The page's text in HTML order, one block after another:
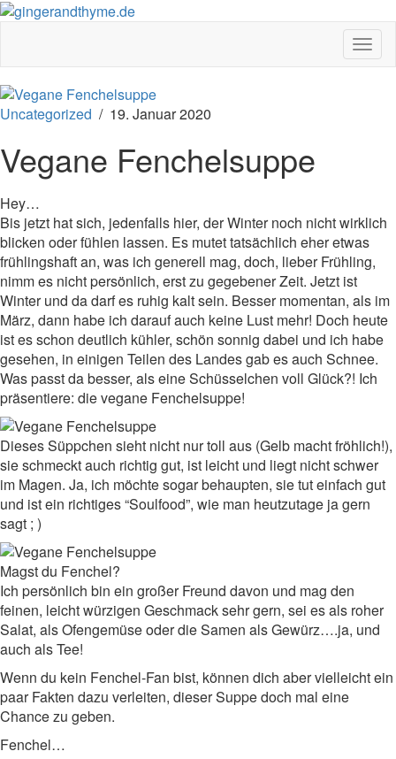
Uncategorized / 19. Januar 2020
Vegane Fenchelsuppe
Hey…
Bis jetzt hat sich, jedenfalls hier, der Winter noch nicht wirklich
blicken oder fühlen lassen. Es mutet tatsächlich eher etwas
frühlingshaft an, was ich generell mag, doch, lieber Frühling,
nimm es nicht persönlich, erst zu gegebener Zeit. Jetzt ist
Winter und da darf es ruhig kalt sein. Besser momentan, als im
März, dann habe ich darauf auch keine Lust mehr! Doch heute
ist es schon deutlich kühler, schön sonnig dabei und ich habe
gesehen, in einigen Teilen des Landes gab es auch Schnee.
Was passt da besser, als eine Schüsselchen voll Glück?! Ich
präsentiere: die vegane Fenchelsuppe!
Dieses Süppchen sieht nicht nur toll aus (Gelb macht fröhlich!),
sie schmeckt auch richtig gut, ist leicht und liegt nicht schwer
im Magen. Ja, ich möchte sogar behaupten, sie tut einfach gut
und ist ein richtiges “Soulfood”, wie man heutzutage ja gern
sagt ; )
Magst du Fenchel?
Ich persönlich bin ein großer Freund davon und mag den
feinen, leicht würzigen Geschmack sehr gern, sei es als roher
Salat, als Ofengemüse oder die Samen als Gewürz….ja, und
auch als Tee!
Wenn du kein Fenchel-Fan bist, können dich aber vielleicht ein
paar Fakten dazu verleiten, dieser Suppe doch mal eine
Chance zu geben.
Fenchel…